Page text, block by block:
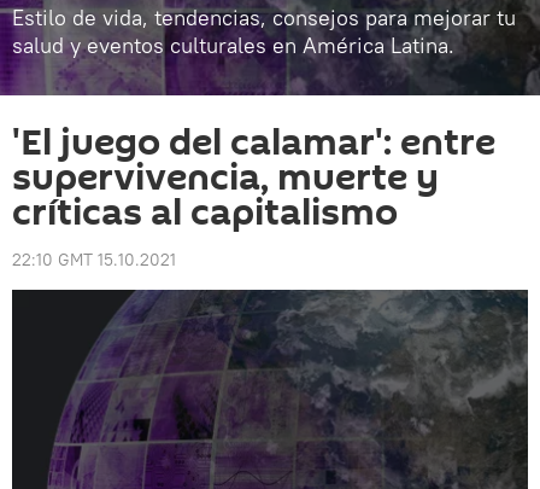
Estilo de vida, tendencias, consejos para mejorar tu
salud y eventos culturales en América Latina.
'El juego del calamar': entre
supervivencia, muerte y
críticas al capitalismo
22:10 GMT 15.10.2021